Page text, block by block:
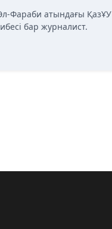
Фараби атындағы ҚазҰУ
бар журналист.